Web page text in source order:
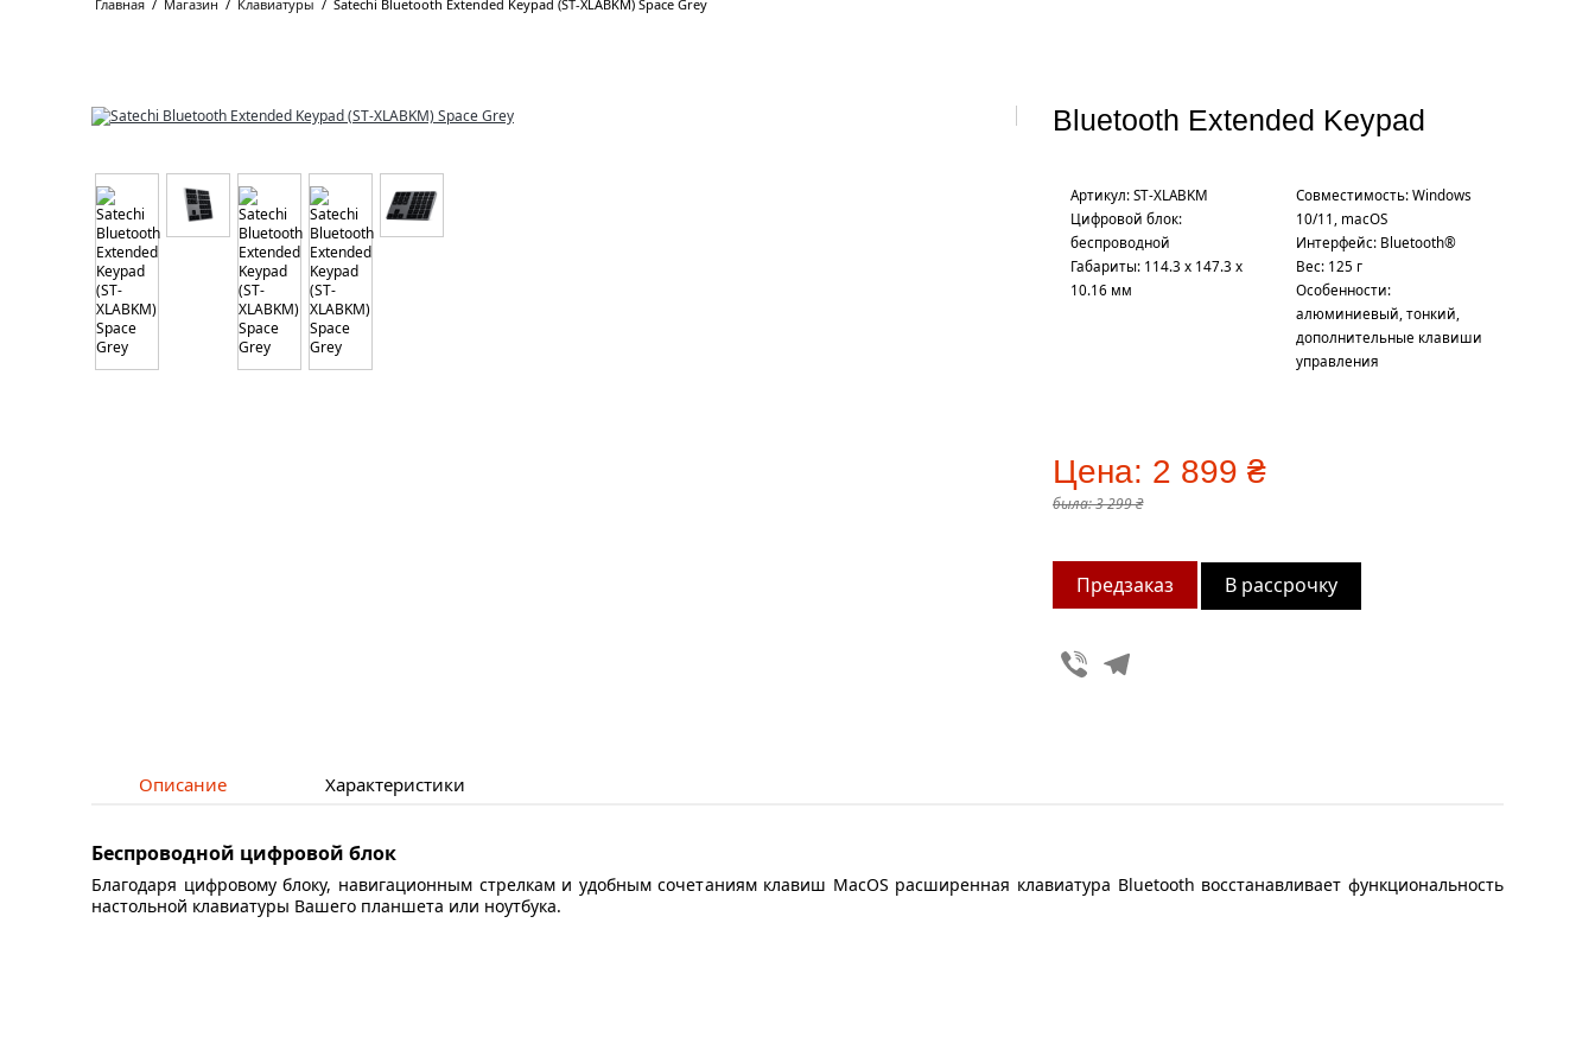
Главная / Магазин / Клавиатуры / Satechi Bluetooth Extended Keypad (ST-XLABKM) Space Grey
Bluetooth Extended Keypad
Артикул: ST-XLABKM
Совместимость: Windows
10/11, macOS
Цифровой блок:
беспроводной
Интерфейс: Bluetooth®
Габариты: 114.3 х 147.3 х
10.16 мм
Вес: 125 г
Особенности:
алюминиевый, тонкий,
дополнительные клавиши
управления
Цена: 2 899 ₴
была:3 299 ₴
В рассрочку
Viber
Описание Характеристики
Беспроводной цифровой блок
Благодаря цифровому блоку, навигационным стрелкам и удобным сочетаниям клавиш MacOS расширенная клавиатура Bluetooth восстанавливает функциональность
настольной клавиатуры Вашего планшета или ноутбука.